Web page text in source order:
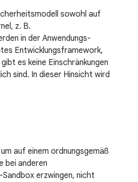
sowohl auf
z. B.
in der Anwendungs-
Entwicklungsframework,
es keine Einschränkungen
sind. In dieser Hinsicht wird
auf einem ordnungsgemäß
bei anderen
erzwingen, nicht